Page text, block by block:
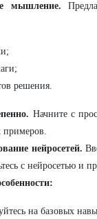
мышление.
решения.
Начните с
примеров.
нейросетей.
с нейросетью и
на базовых